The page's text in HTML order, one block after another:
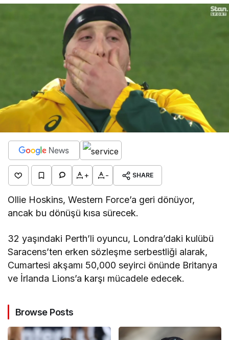
+ - SHARE
Ollie Hoskins, Western Force’a geri dönüyor,
ancak bu dönüşü kısa sürecek.
32 yaşındaki Perth’li oyuncu, Londra’daki kulübü
Saracens’ten erken sözleşme serbestliği alarak,
Cumartesi akşamı 50,000 seyirci önünde Britanya
ve İrlanda Lions’a karşı mücadele edecek.
Browse Posts